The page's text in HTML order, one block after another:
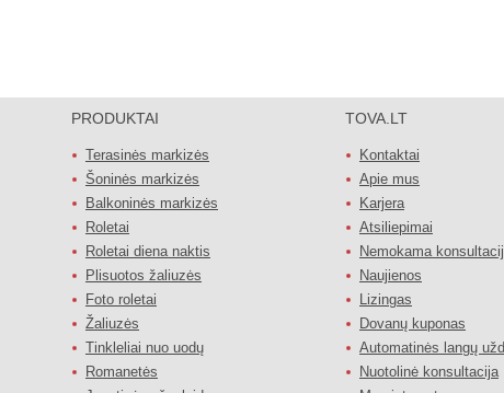
PRODUKTAI
Terasinės markizės
Šoninės markizės
Balkoninės markizės
Roletai
Roletai diena naktis
Plisuotos žaliuzės
Foto roletai
Žaliuzės
Tinkleliai nuo uodų
Romanetės
TOVA.LT
Kontaktai
Apie mus
Karjera
Atsiliepimai
Nemokama
Naujienos
Lizingas
Dovanų kuponas
Automatinės langų
Nuotolinė konsultacija